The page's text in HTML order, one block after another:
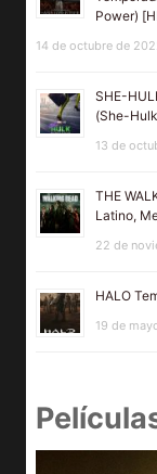
Power)
14 de octubre de
SHE-
(She-
13 de
THE
Latino,
22 de
HALO
19 de